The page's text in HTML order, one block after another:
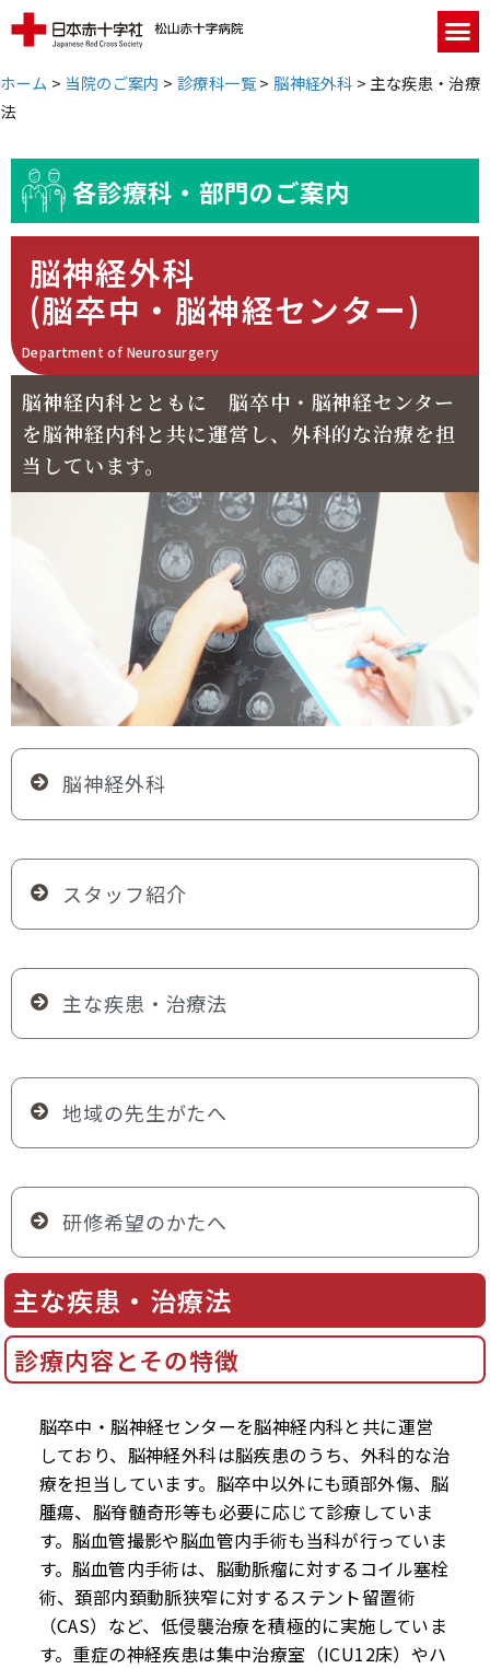
ホーム > 当院のご案内 >診療科一覧>脳神経外科 > 主な疾患・治療
法
各診療科・部門のご案内
脳神経外科
(脳卒中・脳神経センター)
Department of Neurosurgery
脳神経内科とともに 脳卒中・脳神経センター
を脳神経内科と共に運営し、外科的な治療を担
当しています。
脳神経外科
スタッフ紹介
主な疾患・治療法
地域の先生がたへ
研修希望のかたへ
主な疾患・治療法
診療内容とその特徴
脳卒中・脳神経センターを脳神経内科と共に運営
しており、脳神経外科は脳疾患のうち、外科的な治
療を担当しています。脳卒中以外にも頭部外傷、脳
腫瘍、脳脊髄奇形等も必要に応じて診療していま
す。脳血管撮影や脳血管内手術も当科が行っていま
す。脳血管内手術は、脳動脈瘤に対するコイル塞栓
術、頚部内頚動脈狭窄に対するステント留置術
（CAS）など、低侵襲治療を積極的に実施していま
す。重症の神経疾患は集中治療室（ICU12床）やハ